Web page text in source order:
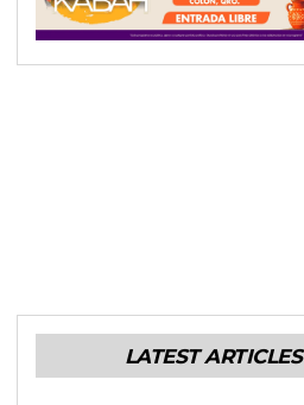
LATEST ARTICLES